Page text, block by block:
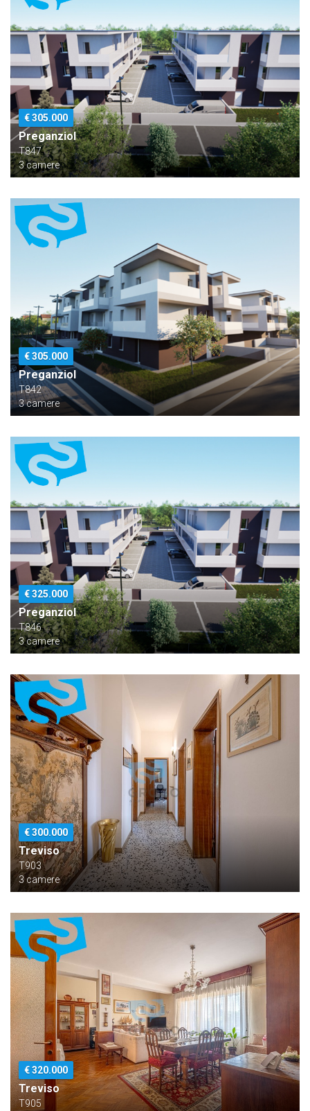
€ 305.000
Preganziol
T847
3 camere
€ 305.000
Preganziol
T842
3 camere
€ 325.000
Preganziol
T846
3 camere
€ 300.000
Treviso
T903
3 camere
€ 320.000
Treviso
T905